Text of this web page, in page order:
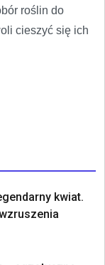
roślin do
cieszyć się ich
kwiat.